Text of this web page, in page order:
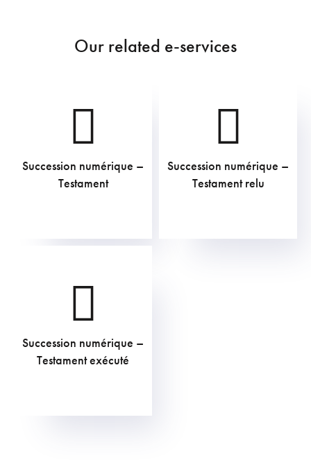
Our related e-services
Succession numérique –
Testament
60,50€
Succession numérique –
Testament relu
211,75€
Succession numérique –
Testament exécuté
284,35€